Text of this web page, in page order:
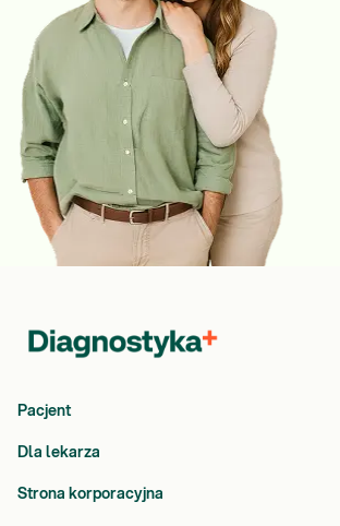
Pacjent
Dla lekarza
Strona korporacyjna